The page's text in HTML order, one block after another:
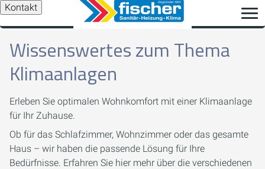
Kontakt
Wissenswertes zum Thema
Klimaanlagen
Erleben Sie optimalen Wohnkomfort mit einer Klimaanlage
für Ihr Zuhause.
Ob für das Schlafzimmer, Wohnzimmer oder das gesamte
Haus – wir haben die passende Lösung für Ihre
Bedürfnisse. Erfahren Sie hier mehr über die verschiedenen